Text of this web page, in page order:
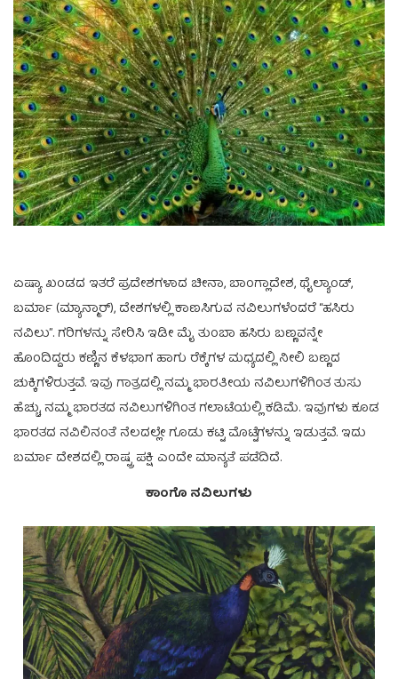
ಏಷ್ಯಾ ಖಂಡದ ಇತರೆ ಪ್ರದೇಶಗಳಾದ ಚೀನಾ, ಬಾಂಗ್ಲಾದೇಶ, ಥೈಲ್ಯಾಂಡ್,
ಬರ್ಮಾ (ಮ್ಯಾನ್ಮಾರ್), ದೇಶಗಳಲ್ಲಿ ಕಾಣಸಿಗುವ ನವಿಲುಗಳೆಂದರೆ “ಹಸಿರು
ನವಿಲು”. ಗರಿಗಳನ್ನು ಸೇರಿಸಿ ಇಡೀ ಮೈ ತುಂಬಾ ಹಸಿರು ಬಣ್ಣವನ್ನೇ
ಹೊಂದಿದ್ದರು ಕಣ್ಣಿನ ಕೆಳಭಾಗ ಹಾಗು ರೆಕ್ಕೆಗಳ ಮಧ್ಯದಲ್ಲಿ ನೀಲಿ ಬಣ್ಣದ
ಚುಕ್ಕಿಗಳಿರುತ್ತವೆ. ಇವು ಗಾತ್ರದಲ್ಲಿ ನಮ್ಮ ಭಾರತೀಯ ನವಿಲುಗಳಿಗಿಂತ ತುಸು
ಹೆಚ್ಚು, ನಮ್ಮ ಭಾರತದ ನವಿಲುಗಳಿಗಿಂತ ಗಲಾಟೆಯಲ್ಲಿ ಕಡಿಮೆ. ಇವುಗಳು ಕೂಡ
ಭಾರತದ ನವಿಲಿನಂತೆ ನೆಲದಲ್ಲೇ ಗೂಡು ಕಟ್ಟಿ ಮೊಟ್ಟೆಗಳನ್ನು ಇಡುತ್ತವೆ. ಇದು
ಬರ್ಮಾ ದೇಶದಲ್ಲಿ ರಾಷ್ಟ್ರ ಪಕ್ಷಿ ಎಂದೇ ಮಾನ್ಯತೆ ಪಡೆದಿದೆ.
ಕಾಂಗೊ ನವಿಲುಗಳು